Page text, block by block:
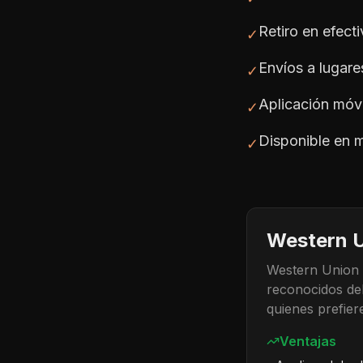
✓ Retiro en
✓ Envíos a
✓Aplicación
✓ Disponible en
Western
Western
reconocidos
quienes
Ventajas